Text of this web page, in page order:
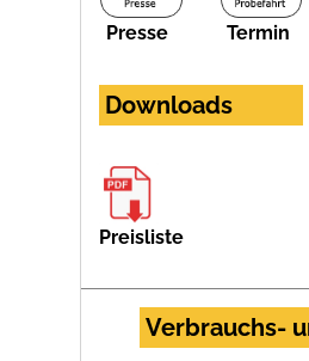
Presse Termin
Downloads
Preisliste
Verbrauchs-